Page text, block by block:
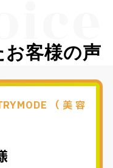
客様の声
（美容